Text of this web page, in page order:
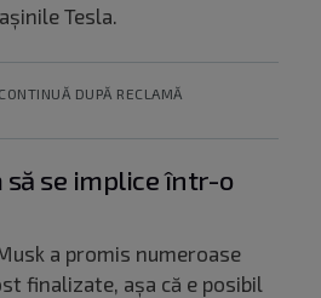
Tesla.
DUPĂ RECLAMĂ
să se implice într-o
a promis numeroase
finalizate, așa că e posibil